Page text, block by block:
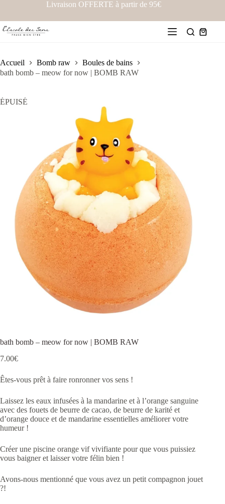
Livraison OFFERTE à partir de 95€
Accueil Bomb raw
Boules de bains
bath bomb – meow for now | BOMB RAW
ÉPUISÉ
bath bomb – meow for now | BOMB RAW
7.00€
Êtes-vous prêt à faire ronronner vos sens !
Laissez les eaux infusées à la mandarine et à l’orange sanguine
avec des fouets de beurre de cacao, de beurre de karité et
d’orange douce et de mandarine essentielles améliorer votre
humeur !
Créer une piscine orange vif vivifiante pour que vous puissiez
vous baigner et laisser votre félin bien !
Avons-nous mentionné que vous avez un petit compagnon jouet
?!